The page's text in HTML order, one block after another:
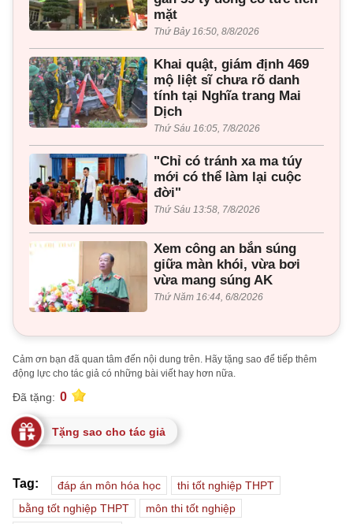
mặt
Thứ Bảy 16:50, 8/8/2026
Khai quật, giám định 469
mộ liệt sĩ chưa rõ danh
tính tại Nghĩa trang Mai
Dịch
Thứ Sáu 16:05, 7/8/2026
"Chỉ có tránh xa ma túy
mới có thể làm lại cuộc
đời"
Thứ Sáu 13:58, 7/8/2026
Xem công an bắn súng
giữa màn khói, vừa bơi
vừa mang súng AK
Thứ Năm 16:44, 6/8/2026
Cảm ơn bạn đã quan tâm đến nội dung trên. Hãy tặng sao để tiếp thêm
động lực cho tác giả có những bài viết hay hơn nữa.
Đã tặng: 0
Tặng sao cho tác giả
Tag: đáp án môn hóa học
thi tốt nghiệp THPT
bằng tốt nghiệp THPT
môn thi tốt nghiệp